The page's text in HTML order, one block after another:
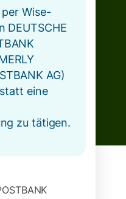
Wise-
DEUTSCHE
AG)
eine
zu tätigen.